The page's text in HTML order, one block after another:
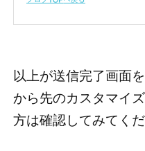
以上が送信完了画面
から先のカスタマイ
方は確認してみてく